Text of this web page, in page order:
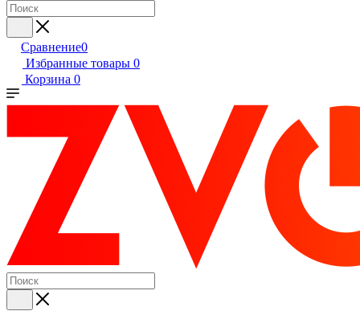
Сравнение0
Избранные товары 0
Корзина 0